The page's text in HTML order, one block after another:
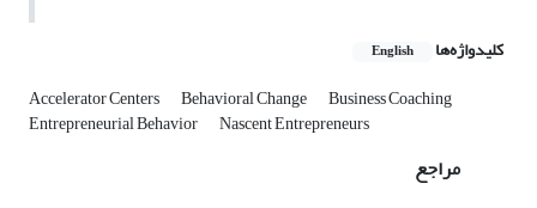
کلیدواژه‌ها English
Accelerator Centers Behavioral Change Business Coaching
Entrepreneurial Behavior Nascent Entrepreneurs
مراجع